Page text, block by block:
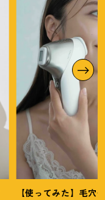
【使ってみた】毛穴